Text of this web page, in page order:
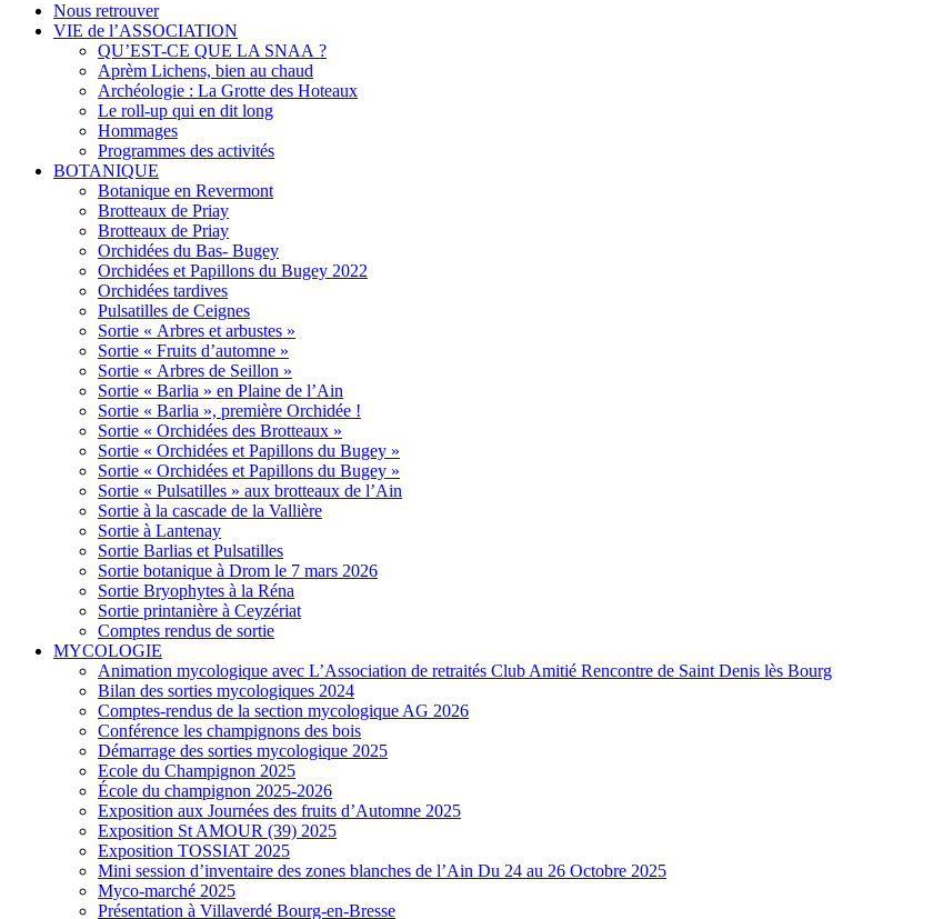
Nous retrouver
VIE de l’ASSOCIATION
QU’EST-CE QUE LA SNAA ?
Aprèm Lichens, bien au chaud
Archéologie : La Grotte des Hoteaux
Le roll-up qui en dit long
Hommages
Programmes des activités
BOTANIQUE
Botanique en Revermont
Brotteaux de Priay
Brotteaux de Priay
Orchidées du Bas- Bugey
Orchidées et Papillons du Bugey 2022
Orchidées tardives
Pulsatilles de Ceignes
Sortie « Arbres et arbustes »
Sortie « Fruits d’automne »
Sortie « Arbres de Seillon »
Sortie « Barlia » en Plaine de l’Ain
Sortie « Barlia », première Orchidée !
Sortie « Orchidées des Brotteaux »
Sortie « Orchidées et Papillons du Bugey »
Sortie « Orchidées et Papillons du Bugey »
Sortie « Pulsatilles » aux brotteaux de l’Ain
Sortie à la cascade de la Vallière
Sortie à Lantenay
Sortie Barlias et Pulsatilles
Sortie botanique à Drom le 7 mars 2026
Sortie Bryophytes à la Réna
Sortie printanière à Ceyzériat
Comptes rendus de sortie
MYCOLOGIE
Animation mycologique avec L’Association de retraités Club Amitié Rencontre de Saint Denis lès Bourg
Bilan des sorties mycologiques 2024
Comptes-rendus de la section mycologique AG 2026
Conférence les champignons des bois
Démarrage des sorties mycologique 2025
Ecole du Champignon 2025
École du champignon 2025-2026
Exposition aux Journées des fruits d’Automne 2025
Exposition St AMOUR (39) 2025
Exposition TOSSIAT 2025
Mini session d’inventaire des zones blanches de l’Ain Du 24 au 26 Octobre 2025
Myco-marché 2025
Présentation à Villaverdé Bourg-en-Bresse